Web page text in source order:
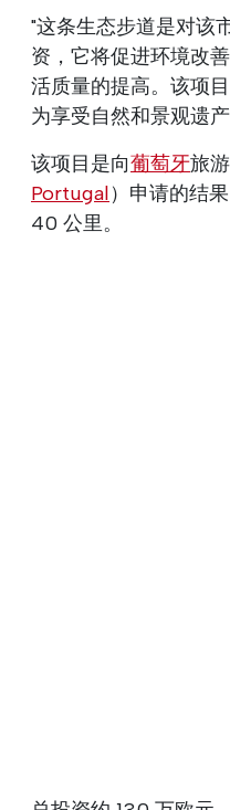
"这条生态步道是对该
资，它将促进环境改
活质量的提高。该项
为享受自然和景观遗
该项目是向葡萄牙旅
Portugal）申请的结
40 公里。